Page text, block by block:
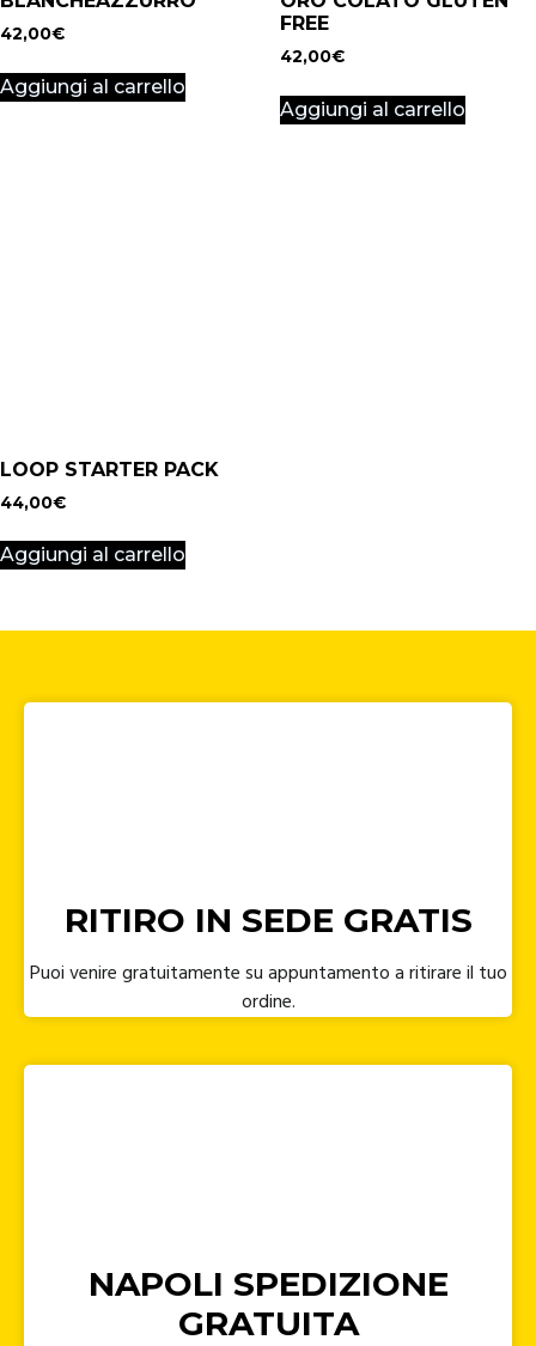
42,00€
Aggiungi al carrello
FREE
42,00€
Aggiungi al carrello
LOOP STARTER PACK
44,00€
Aggiungi al carrello
RITIRO IN SEDE GRATIS
Puoi venire gratuitamente su appuntamento a ritirare il tuo
ordine.
NAPOLI SPEDIZIONE
GRATUITA